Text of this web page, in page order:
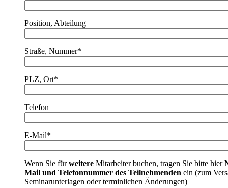
Position, Abteilung
Straße, Nummer*
PLZ, Ort*
Telefon
E-Mail*
Wenn Sie fürweitere Mitarbeiter buchen, tragen Sie bitte hier
Mail und Telefonnummer des Teilnehmenden ein (zum
Seminarunterlagen oder terminlichen Änderungen)